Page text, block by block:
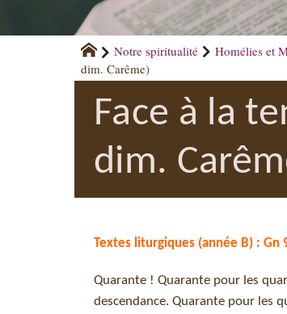
Notre spiritualité Homélies et
dim. Carême)
Face à la
dim.
Textes liturgiques (année B) : Gn
Quarante ! Quarante pour les
descendance. Quarante pour les